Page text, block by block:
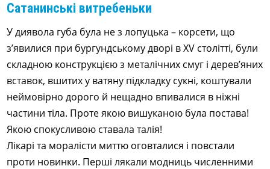
Сатанинські витребеньки
У диявола губа була не з лопуцька – корсети, що
з’явилися при бургундському дворі в XV столітті, були
складною конструкцією з металічних смуг і дерев’яних
вставок, вшитих у ватяну підкладку сукні, коштували
неймовірно дорого й нещадно впивалися в ніжні
частини тіла. Проте якою вишуканою була постава!
Якою спокусливою ставала талія!
Лікарі та моралісти миттю оговталися і повстали
проти новинки. Перші лякали модниць численними